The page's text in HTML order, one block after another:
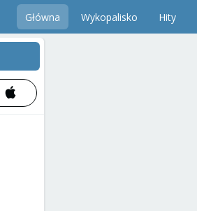
Główna Wykopalisko Hity